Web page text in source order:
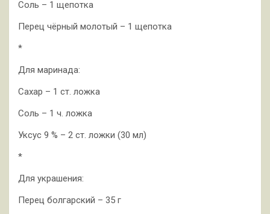
Соль – 1 щепотка
Перец чёрный молотый – 1 щепотка
*
Для маринада:
Сахар – 1 ст. ложка
Соль – 1 ч. ложка
Уксус 9 % – 2 ст. ложки (30 мл)
*
Для украшения:
Перец болгарский – 35 г